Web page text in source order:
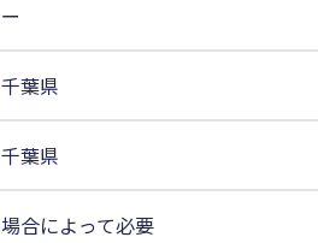
ー
千葉県
千葉県
場合によって必要